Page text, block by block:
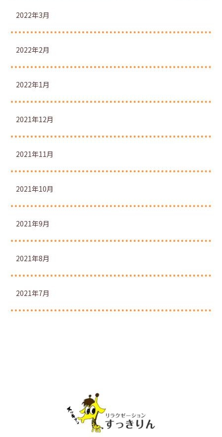
2022年3月
2022年2月
2022年1月
2021年12月
2021年11月
2021年10月
2021年9月
2021年8月
2021年7月